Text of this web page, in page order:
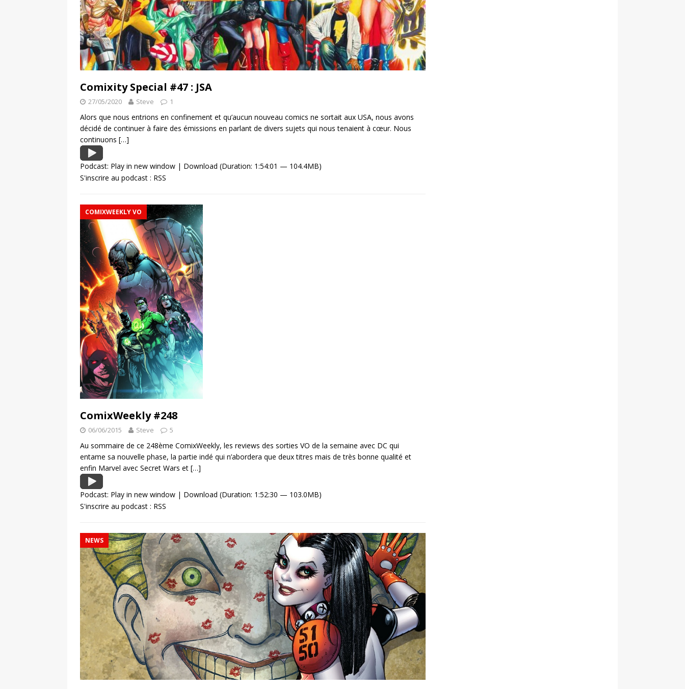
Comixity Special #47 : JSA
27/05/2020 Steve 1
Alors que nous entrions en confinement et qu’aucun nouveau comics ne sortait aux USA, nous avons
décidé de continuer à faire des émissions en parlant de divers sujets qui nous tenaient à cœur. Nous
continuons […]
Podcast: Play in new window | Download (Duration: 1:54:01 — 104.4MB)
S'inscrire au podcast : RSS
COMIXWEEKLY VO
ComixWeekly #248
06/06/2015 Steve 5
Au sommaire de ce 248ème ComixWeekly, les reviews des sorties VO de la semaine avec DC qui
entame sa nouvelle phase, la partie indé qui n’abordera que deux titres mais de très bonne qualité et
enfin Marvel avec Secret Wars et […]
Podcast: Play in new window | Download (Duration: 1:52:30 — 103.0MB)
S'inscrire au podcast : RSS
NEWS